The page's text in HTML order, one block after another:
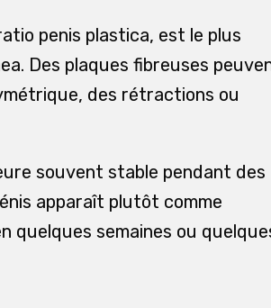
penis plastica, est le plus
Des plaques fibreuses
des rétractions ou
souvent stable pendant des
apparaît plutôt comme
quelques semaines ou